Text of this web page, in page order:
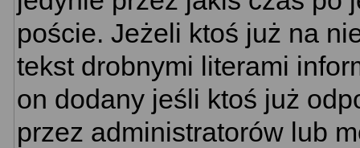
poście. Jeżeli ktoś już na
tekst drobnymi literami
on dodany jeśli ktoś już
przez administratorów lub